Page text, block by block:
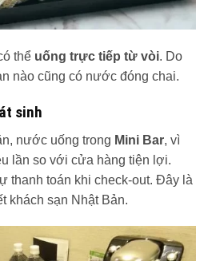
thể uống trực tiếp từ vòi. Do
nào cũng có nước đóng chai.
sinh
nước uống trong Mini Bar, vì
lần so với cửa hàng tiện lợi.
thanh toán khi check-out. Đây là
khách sạn Nhật Bản.